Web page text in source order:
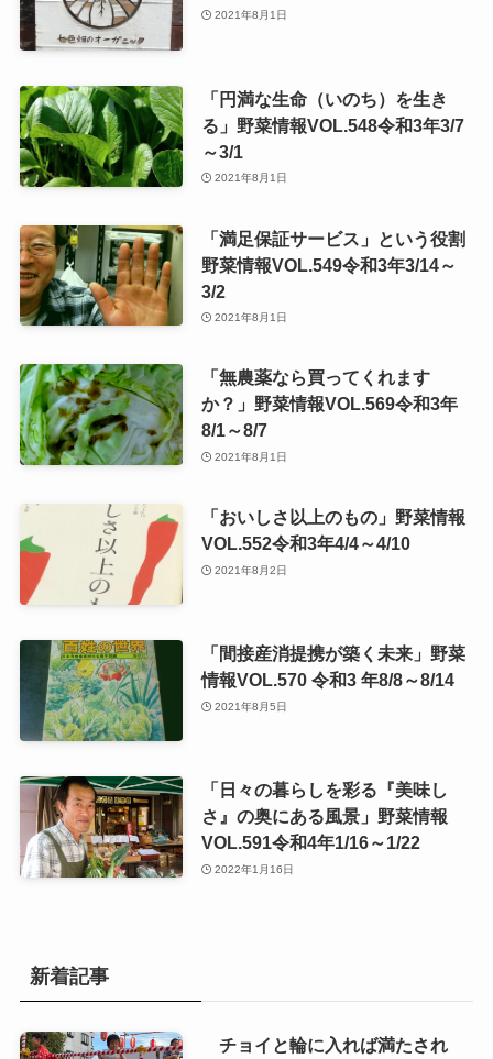
2021年8月1日
「円満な生命（いのち）を生き
る」野菜情報VOL.548令和3年3/7
～3/1
2021年8月1日
「満足保証サービス」という役割
野菜情報VOL.549令和3年3/14～
3/2
2021年8月1日
「無農薬なら買ってくれます
か？」野菜情報VOL.569令和3年
8/1～8/7
2021年8月1日
「おいしさ以上のもの」野菜情報
VOL.552令和3年4/4～4/10
2021年8月2日
「間接産消提携が築く未来」野菜
情報VOL.570 令和3 年8/8～8/14
2021年8月5日
「日々の暮らしを彩る『美味し
さ』の奥にある風景」野菜情報
VOL.591令和4年1/16～1/22
2022年1月16日
新着記事
チョイと輪に入れば満たされ